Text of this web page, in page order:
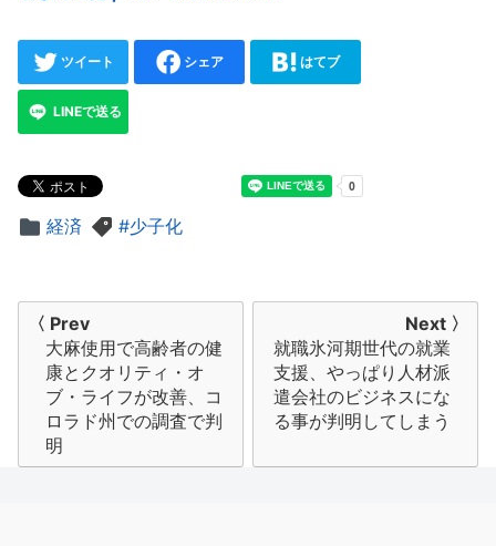
ツイート シェア はてブ
LINEで送る
経済 少子化
ゲ
〈 Prev
大麻使用で高齢者の健
康とクオリティ・オ
ブ・ライフが改善、コ
ロラド州での調査で判
明
Next 〉
就職氷河期世代の就業
支援、やっぱり人材派
遣会社のビジネスにな
る事が判明してしまう